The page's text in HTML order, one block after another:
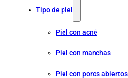
Tipo de piel
Piel con acné
Piel con manchas
Piel con poros abiertos